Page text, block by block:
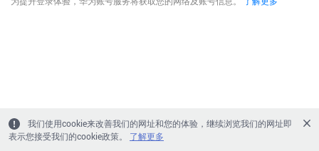
我们使用cookie来改善我们的网址和您的体验，继续浏览我们的网址即
表示您接受我们的cookie政策。
了解更多